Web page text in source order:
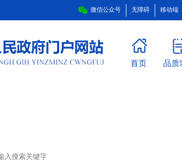
微信公众号 无障碍 移动端
首页 品质